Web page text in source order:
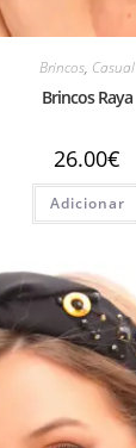
Brincos, Casual
Brincos Raya
26.00€
Adicionar